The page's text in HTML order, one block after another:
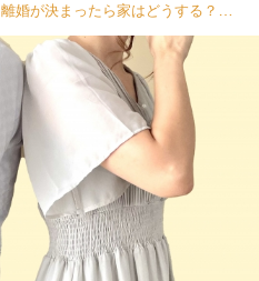
離婚が決まったら家はどうする？不動産売却で後悔しないためのポイント